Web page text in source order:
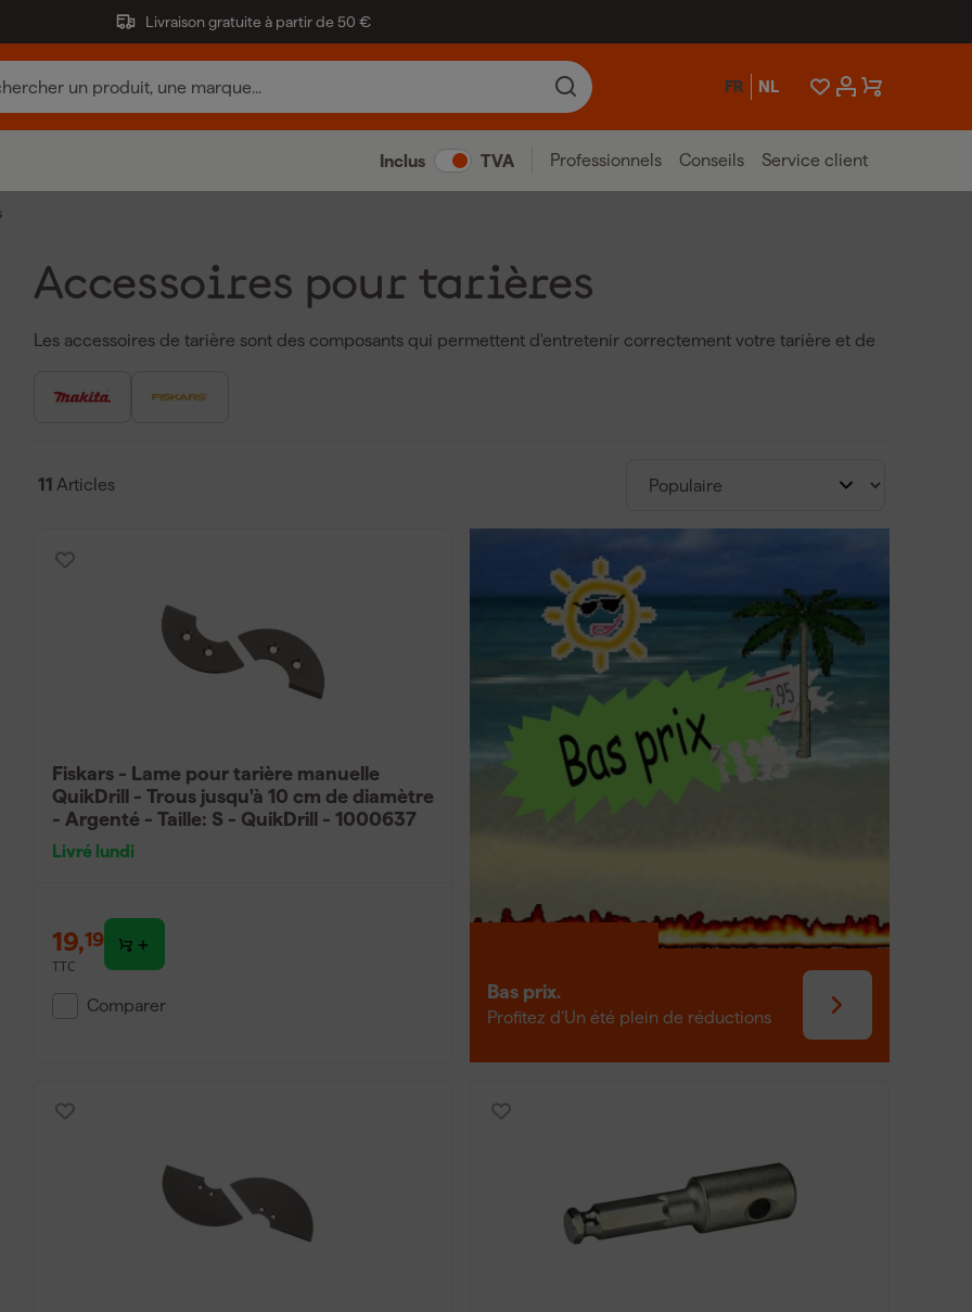
Livraison gratuite à partir de 50 €
FR NL
Inclus TVA Professionnels Conseils Service client
Accessoires pour tarières
Les accessoires de tarière sont des composants qui permettent d'entretenir correctement votre tarière et de
interchangeable, la pointe interchangeable, la goupille pour tarière et l'adaptateur de tarière. Ces
Quels sont les accessoires disponibles pour
Pour une tarière, divers accessoires sont disponibles. Une lame interchangeable et une pointe
interchangeable permettent de remplacer les pièces de coupe usées. La goupille pour tarière est essentielle
pour fixer la tarière à la machine. De plus, il y a un adaptateur de tarière pour connecter différentes têtes de
forage. Il existe également des pièces de forage spécifiques telles que les trépan de 600mm et 800mm que
vous pouvez échanger en fonction de la profondeur du travail.
11 Articles
Bas prix.
Profitez d’Un été plein de réductions
Fiskars - Lame pour tarière manuelle
QuikDrill - Trous jusqu'à 10 cm de diamètre
- Argenté - Taille: S - QuikDrill - 1000637
Livré lundi
19,19
TTC
Comparer